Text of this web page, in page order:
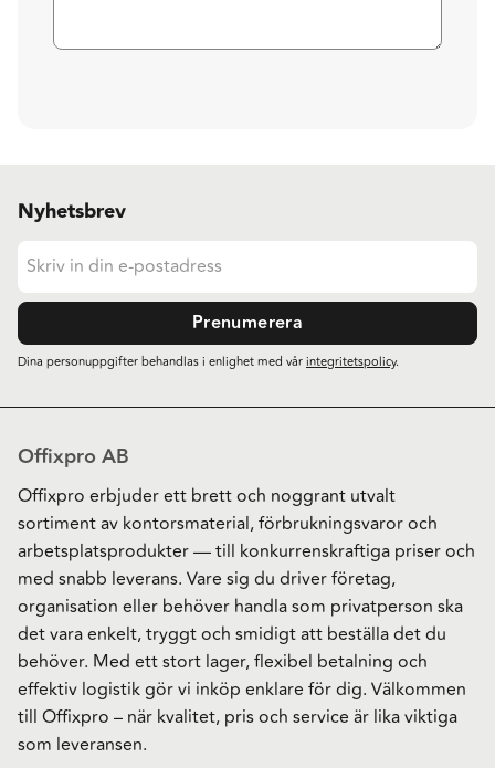
Nyhetsbrev
Prenumerera
Dina personuppgifter behandlas i enlighet med vårintegritetspolicy.
Offixpro AB
Offixpro erbjuder ett brett och noggrant utvalt
sortiment av kontorsmaterial, förbrukningsvaror och
arbetsplatsprodukter — till konkurrenskraftiga priser och
med snabb leverans. Vare sig du driver företag,
organisation eller behöver handla som privatperson ska
det vara enkelt, tryggt och smidigt att beställa det du
behöver. Med ett stort lager, flexibel betalning och
effektiv logistik gör vi inköp enklare för dig. Välkommen
till Offixpro – när kvalitet, pris och service är lika viktiga
som leveransen.